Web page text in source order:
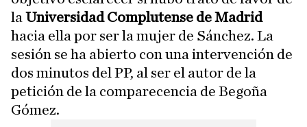
la Universidad Complutense de Madrid
hacia ella por ser la mujer de Sánchez. La
sesión se ha abierto con una intervención de
dos minutos del PP, al ser el autor de la
petición de la comparecencia de Begoña
Gómez.